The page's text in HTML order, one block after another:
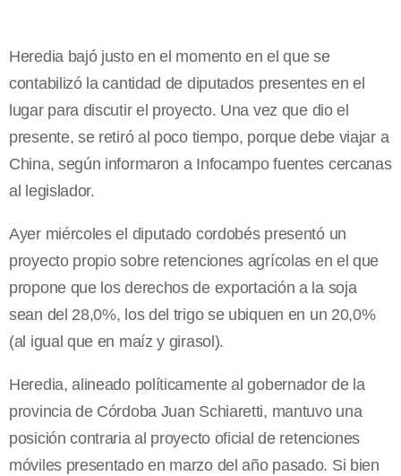
Heredia bajó justo en el momento en el que se
contabilizó la cantidad de diputados presentes en el
lugar para discutir el proyecto. Una vez que dio el
presente, se retiró al poco tiempo, porque debe viajar a
China, según informaron a Infocampo fuentes cercanas
al legislador.
Ayer miércoles el diputado cordobés presentó un
proyecto propio sobre retenciones agrícolas en el que
propone que los derechos de exportación a la soja
sean del 28,0%, los del trigo se ubiquen en un 20,0%
(al igual que en maíz y girasol).
Heredia, alineado políticamente al gobernador de la
provincia de Córdoba Juan Schiaretti, mantuvo una
posición contraria al proyecto oficial de retenciones
móviles presentado en marzo del año pasado. Si bien